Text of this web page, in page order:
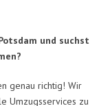
und suchst
genau richtig! Wir
Umzugsservices zu